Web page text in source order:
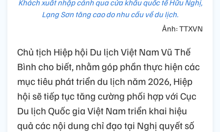
Khách xuất nhập cảnh qua cửa khẩu quốc tế Hữu Nghị,
Lạng Sơn tăng cao do nhu cầu về du lịch.
Ảnh: TTXVN
Chủ tịch Hiệp hội Du lịch Việt Nam Vũ Thế
Bình cho biết, nhằm góp phần thực hiện các
mục tiêu phát triển du lịch năm 2026, Hiệp
hội sẽ tiếp tục tăng cường phối hợp với Cục
Du lịch Quốc gia Việt Nam triển khai hiệu
quả các nội dung chỉ đạo tại Nghị quyết số